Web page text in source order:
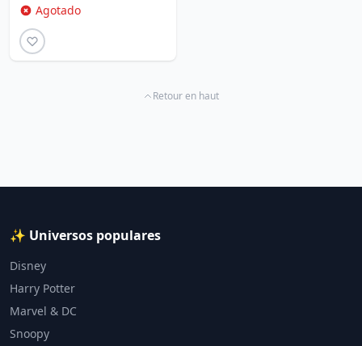
Agotado
Retour en haut
✨ Universos populares
Disney
Harry Potter
Marvel & DC
Snoopy